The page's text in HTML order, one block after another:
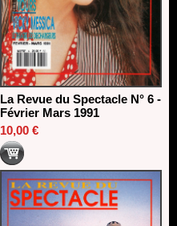
La Revue du Spectacle N° 6 -
Février Mars 1991
10,00 €